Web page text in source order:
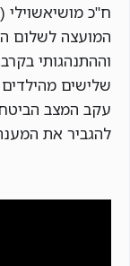
ח"כ
המועצה לשלום
וההתנהגותי
שלישים
עקב המצב
להגביר את